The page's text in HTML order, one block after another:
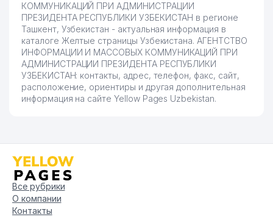
85 VSYA KANTSELYARIYA ООО
86 KUDRAT STOMADENT ООО 966 м
87 WEB MEDIA GROUP ООО 968 м
AMAL HOLDING ООО 972 м
89 ЮСУПОВ Э.М. ЧП
91 SHIRIN SHAXLO ЧП
92
ГОСУДАРСТВЕННАЯ
КОНСЕРВАТОРИЯ
УЗБЕКИСТАНА (ГКУз)
КОММУНИКАЦИЙ ПРИ АДМИНИСТРАЦИИ
ПРЕЗИДЕНТА РЕСПУБЛИКИ УЗБЕКИСТАН в регионе
Ташкент, Узбекистан - актуальная информация в
каталоге Желтые страницы Узбекистана. АГЕНТСТВО
ИНФОРМАЦИИ И МАССОВЫХ КОММУНИКАЦИЙ ПРИ
АДМИНИСТРАЦИИ ПРЕЗИДЕНТА РЕСПУБЛИКИ
УЗБЕКИСТАН: контакты, адрес, телефон, факс, сайт,
расположение, ориентиры и другая дополнительная
информация на сайте Yellow Pages Uzbekistan.
Все рубрики
О компании
Контакты